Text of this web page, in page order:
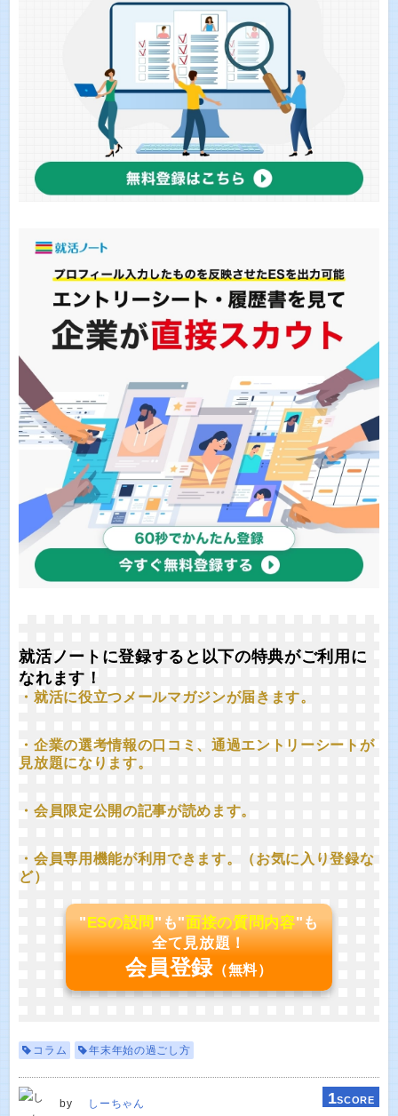
就活ノートに登録すると以下の特典がご利用に
なれます！
・就活に役立つメールマガジンが届きます。
・企業の選考情報の口コミ、通過エントリーシートが
見放題になります。
・会員限定公開の記事が読めます。
・会員専用機能が利用できます。（お気に入り登録な
ど）
"ESの設問"も"面接の質問内容"も
全て見放題！
会員登録 （無料）
コラム 年末年始の過ごし方
by しーちゃん 1SCORE